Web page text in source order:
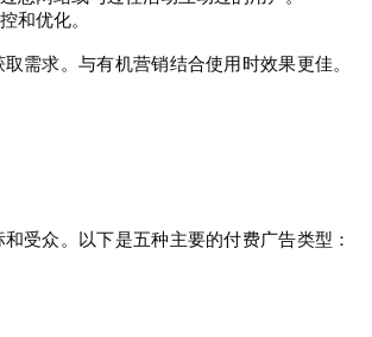
和优化。
需求。与有机营销结合使用时效果更佳。
受众。以下是五种主要的付费广告类型：